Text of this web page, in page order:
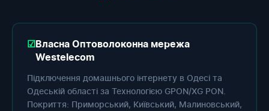
Власна Оптоволоконна мережа
Westelecom
Підключення домашнього інтернету в Одесі та
Одеській області за Технологією GPON/XG PON.
Покриття: Приморський, Київський, Малиновський,